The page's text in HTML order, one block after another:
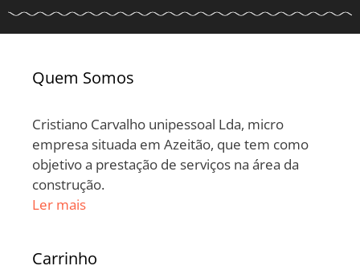
Quem Somos
Cristiano Carvalho unipessoal Lda, micro
empresa situada em Azeitão, que tem como
objetivo a prestação de serviços na área da
construção.
Ler mais
Carrinho